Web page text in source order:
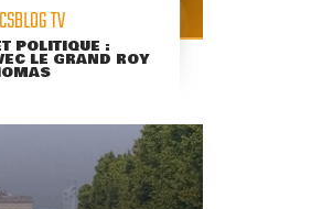
TV
POLITIQUE :
LE GRAND ROY